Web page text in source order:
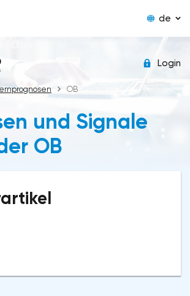
de
Login
OB
und Signale
OB